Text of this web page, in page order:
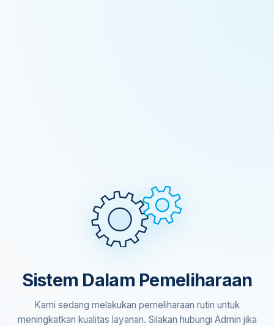
Sistem Dalam Pemeliharaan
Kami sedang melakukan pemeliharaan rutin untuk
meningkatkan kualitas layanan. Silakan hubungi Admin jika